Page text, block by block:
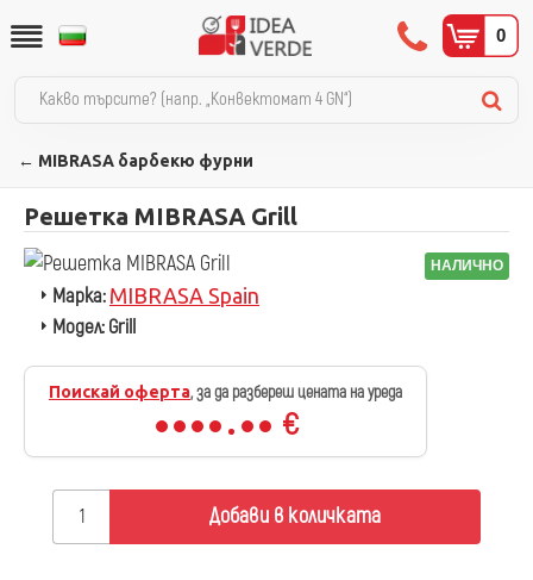
0
← MIBRASA барбекю фурни
Решетка MIBRASA Grill
НАЛИЧНО
Поискай оферта, за да разбереш цената на уреда
€
Марка: MIBRASA Spain
Модел:Grill
Добави в количката